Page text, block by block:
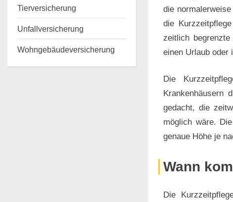
die
die
zeitlich
einen Urlaub oder
Die
Krankenhäusern
gedacht, die
möglich wäre.
genaue Höhe je
Wann
Die
Tierversicherung
Unfallversicherung
Wohngebäudeversicherung